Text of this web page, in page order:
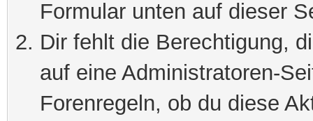
Formular unten auf dieser
Dir fehlt die Berechtigung,
auf eine Administratoren-
Forenregeln, ob du diese